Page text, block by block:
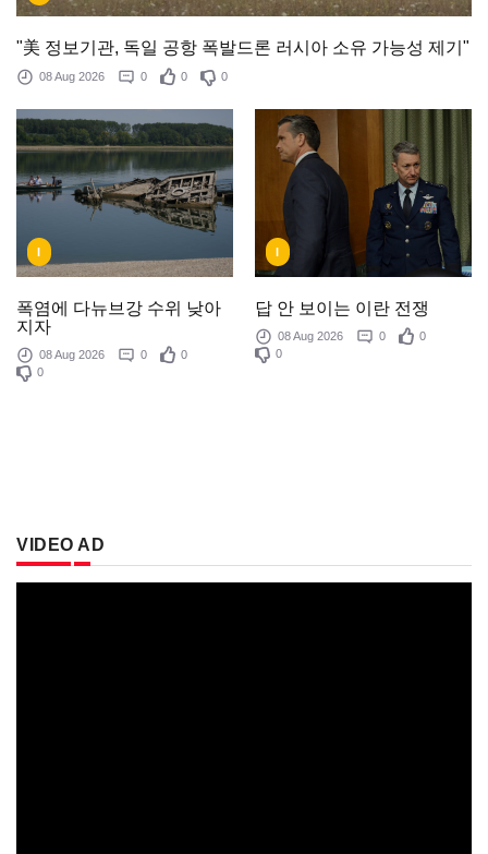
"美 정보기관, 독일 공항 폭발드론 러시아 소유 가능성 제기"
08 Aug 2026 0 0 0
I
폭염에 다뉴브강 수위 낮아
지자
08 Aug 2026 0
0
0
I
답 안 보이는 이란 전쟁
08 Aug 2026 0
0
0
VIDEO AD